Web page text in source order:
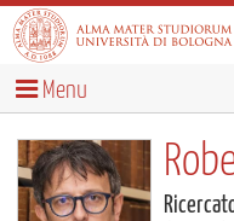
Menu